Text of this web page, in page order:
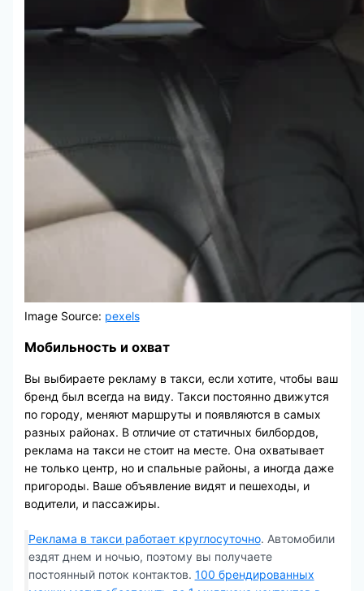
Image Source: pexels
Мобильность и охват
Вы выбираете рекламу в такси, если хотите, чтобы ваш
бренд был всегда на виду. Такси постоянно движутся
по городу, меняют маршруты и появляются в самых
разных районах. В отличие от статичных билбордов,
реклама на такси не стоит на месте. Она охватывает
не только центр, но и спальные районы, а иногда даже
пригороды. Ваше объявление видят и пешеходы, и
водители, и пассажиры.
Реклама в такси работает круглосуточно. Автомобили
ездят днем и ночью, поэтому вы получаете
постоянный поток контактов. 100 брендированных